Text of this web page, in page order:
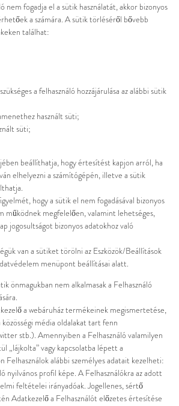
nem fogadja el a sütik használatát, akkor bizonyos
a számára. A sütik törléséről bővebb
találhat:
a felhasználó hozzájárulása az alábbi sütik
használt süti;
süti;
beállíthatja, hogy értesítést kapjon arról, ha
elhelyezni a számítógépén, illetve a sütik
hogy a sütik el nem fogadásával bizonyos
működnek megfelelően, valamint lehetséges,
jogosultságot bizonyos adatokhoz való
van a sütiket törölni az Eszközök/Beállítások
menüpont beállításai alatt.
önmagukban nem alkalmasak a Felhasználó
a webáruház termékeinek megismertetése,
média oldalakat tart fenn
stb.). Amennyiben a Felhasználó valamilyen
„lájkolta” vagy kapcsolatba lépett a
Felhasználok alábbi személyes adatait kezelheti:
nyilvános profil képe. A Felhasználókra az adott
feltételei irányadóak. Jogellenes, sértő
Adatkezelő a Felhasználót előzetes értesítése